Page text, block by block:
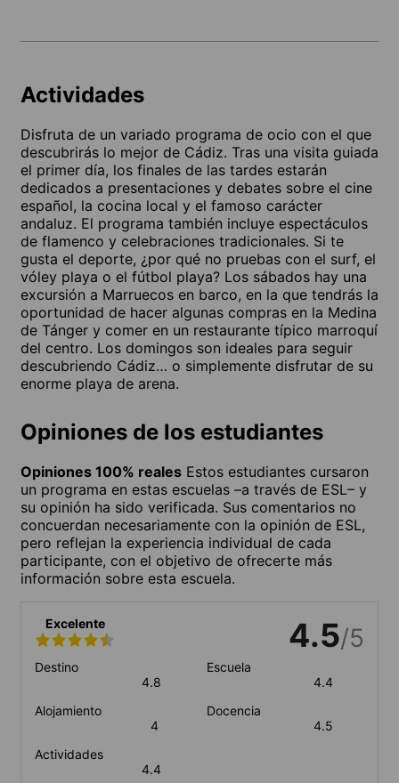
Actividades
Disfruta de un variado programa de ocio con el que
descubrirás lo mejor de Cádiz. Tras una visita guiada
el primer día, los finales de las tardes estarán
dedicados a presentaciones y debates sobre el cine
español, la cocina local y el famoso carácter
andaluz. El programa también incluye espectáculos
de flamenco y celebraciones tradicionales. Si te
gusta el deporte, ¿por qué no pruebas con el surf, el
vóley playa o el fútbol playa? Los sábados hay una
excursión a Marruecos en barco, en la que tendrás la
oportunidad de hacer algunas compras en la Medina
de Tánger y comer en un restaurante típico marroquí
del centro. Los domingos son ideales para seguir
descubriendo Cádiz… o simplemente disfrutar de su
enorme playa de arena.
Opiniones de los estudiantes
Opiniones 100% reales Estos estudiantes cursaron
un programa en estas escuelas –a través de ESL– y
su opinión ha sido verificada. Sus comentarios no
concuerdan necesariamente con la opinión de ESL,
pero reflejan la experiencia individual de cada
participante, con el objetivo de ofrecerte más
información sobre esta escuela.
Excelente 4.5/5
Destino
4.8
Escuela
4.4
Alojamiento
4
Docencia
4.5
Actividades
4.4